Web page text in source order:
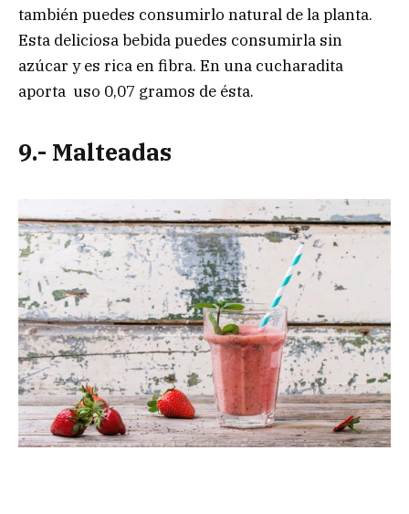
también puedes consumirlo natural de la planta.
Esta deliciosa bebida puedes consumirla sin
azúcar y es rica en fibra. En una cucharadita
aporta uso 0,07 gramos de ésta.
9.- Malteadas